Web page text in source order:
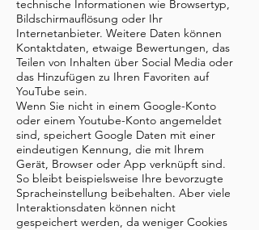
technische Informationen wie Browsertyp,
Bildschirmauflösung oder Ihr
Internetanbieter. Weitere Daten können
Kontaktdaten, etwaige Bewertungen, das
Teilen von Inhalten über Social Media oder
das Hinzufügen zu Ihren Favoriten auf
YouTube sein.
Wenn Sie nicht in einem Google-Konto
oder einem Youtube-Konto angemeldet
sind, speichert Google Daten mit einer
eindeutigen Kennung, die mit Ihrem
Gerät, Browser oder App verknüpft sind.
So bleibt beispielsweise Ihre bevorzugte
Spracheinstellung beibehalten. Aber viele
Interaktionsdaten können nicht
gespeichert werden, da weniger Cookies